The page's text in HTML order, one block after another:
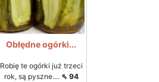
Obłędne ogórki...
Robię te ogórki już trzeci
rok, są pyszne.... ⇖ 94